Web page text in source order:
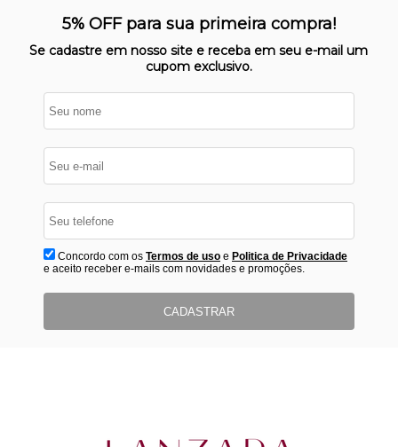
Nosso site opera em ambiente
protegido
5% OFF para sua primeira compra!
Se cadastre em nosso site e receba em seu e-mail um
cupom exclusivo.
Concordo com os Termos de usoe Politica de Privacidade
e aceito receber e-mails com novidades e promoções.
CADASTRAR